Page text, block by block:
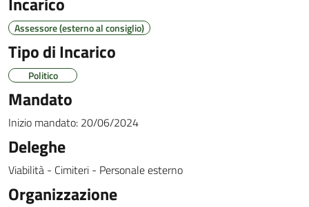
Assessore (esterno al consiglio)
Tipo di Incarico
Politico
Mandato
Inizio mandato: 20/06/2024
Deleghe
Viabilità - Cimiteri - Personale esterno
Organizzazione